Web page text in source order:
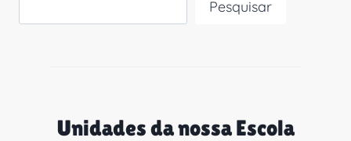
Pesquisar
Unidades da nossa Escola